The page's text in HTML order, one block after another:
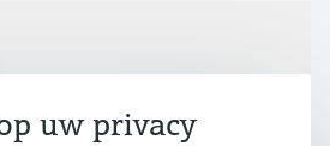
uw privacy